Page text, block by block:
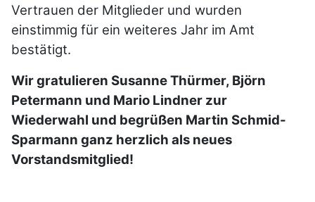
Vertrauen der Mitglieder und wurden
einstimmig für ein weiteres Jahr im Amt
bestätigt.
Wir gratulieren Susanne Thürmer, Björn
Petermann und Mario Lindner zur
Wiederwahl und begrüßen Martin Schmid-
Sparmann ganz herzlich als neues
Vorstandsmitglied!